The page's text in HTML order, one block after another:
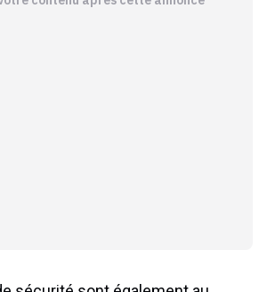
sécurité sont également au